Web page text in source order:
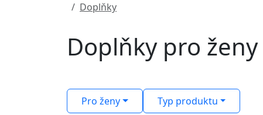
Doplňky
Doplňky pro ženy
Pro ženy Typ produktu